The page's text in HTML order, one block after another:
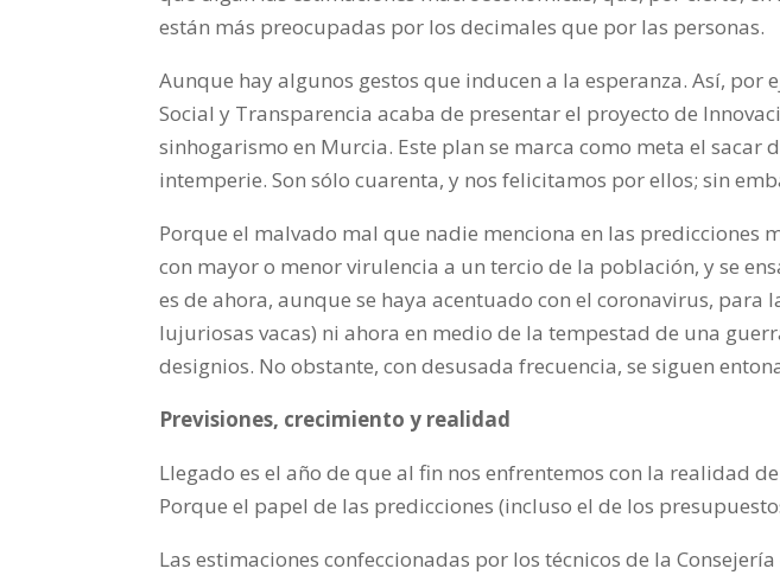
están más preocupadas por los decimales que por las personas.
Aunque hay algunos gestos que inducen a la esperanza. Así, por
Social y Transparencia acaba de presentar el proyecto de
sinhogarismo en Murcia. Este plan se marca como meta el
intemperie. Son sólo cuarenta, y nos felicitamos por ellos; sin
Porque el malvado mal que nadie menciona en las predicciones
con mayor o menor virulencia a un tercio de la población, y se
es de ahora, aunque se haya acentuado con el coronavirus, para
lujuriosas vacas) ni ahora en medio de la tempestad de una
designios. No obstante, con desusada frecuencia, se siguen
Previsiones, crecimiento y realidad
Llegado es el año de que al fin nos enfrentemos con la realidad
Porque el papel de las predicciones (incluso el de los
Las estimaciones confeccionadas por los técnicos de la